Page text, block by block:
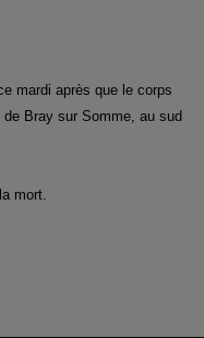
mardi après que le corps
Bray sur Somme, au sud
mort.